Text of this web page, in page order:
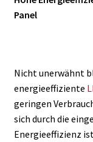
Panel
Nicht unerwähnt
energieeffiziente
geringen
sich durch die
Energieeffizienz